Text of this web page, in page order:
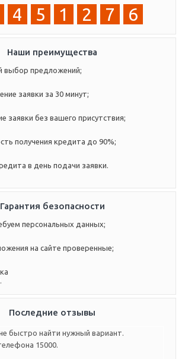
4 5 1 2 7 6
Наши преимущества
выбор предложений;
заявки за 30 минут;
заявки без вашего присутствия;
получения кредита до 90%;
в день подачи заявки.
Гарантия безопасности
персональных данных;
на сайте проверенные;
Последние отзывы
быстро найти нужный вариант.
15000.